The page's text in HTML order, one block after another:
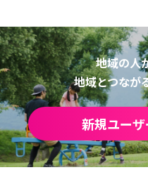
地域の人
地域とつなが
新規ユーザ